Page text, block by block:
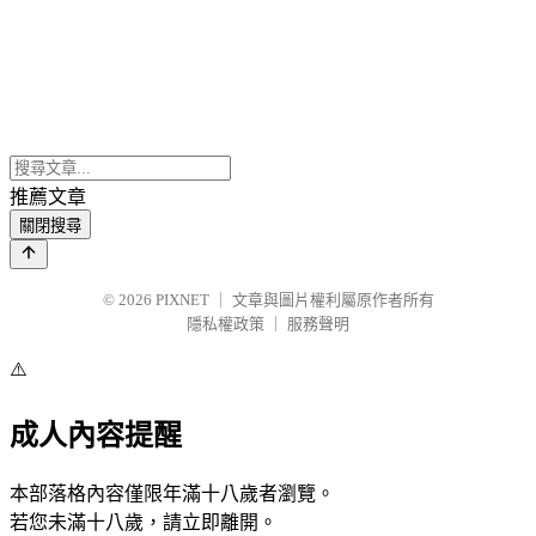
推薦文章
關閉搜尋
© 2026 PIXNET
文章與圖片權利屬原作者所有
隱私權政策
服務聲明
⚠️
成人內容提醒
本部落格內容僅限年滿十八歲者瀏覽。
若您未滿十八歲，請立即離開。